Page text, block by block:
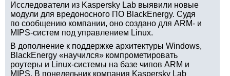
Исследователи из Kaspersky Lab выявили новые
модули для вредоносного ПО BlackEnergy. Судя
по сообщению компании, оно создано для ARM- и
MIPS-систем под управлением Linux.
В дополнение к поддержке архитектуры Windows,
BlackEnergy «научился» компрометировать
роутеры и Linux-системы на базе чипов ARM и
MIPS. В понедельник компания Kaspersky Lab